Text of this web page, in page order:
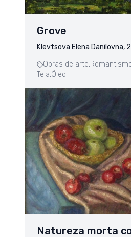
Grove
Klevtsova Elena Danilovna,
Obras de arte,
Tela,Óleo
Natureza morta